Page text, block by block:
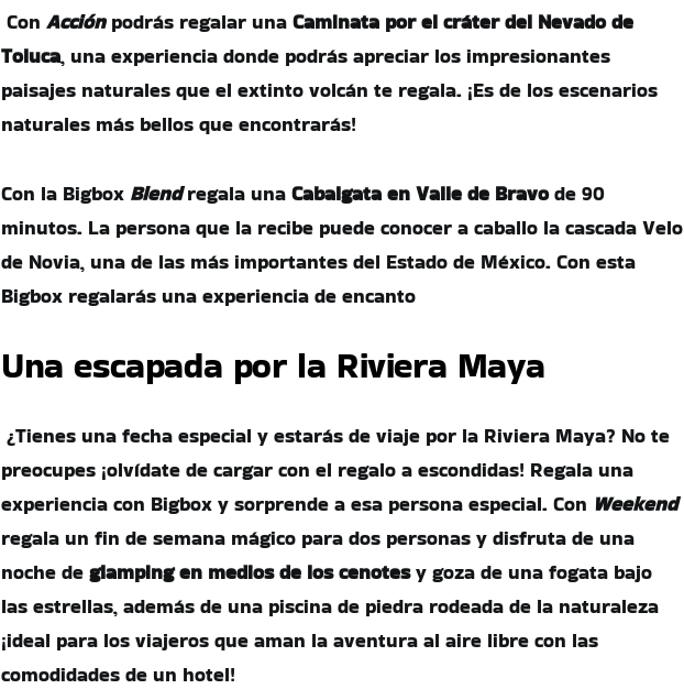
Con Acción podrás regalar una Caminata por el cráter del Nevado de
Toluca, una experiencia donde podrás apreciar los impresionantes
paisajes naturales que el extinto volcán te regala. ¡Es de los escenarios
naturales más bellos que encontrarás!
Con la Bigbox Blendregala una Cabalgata en Valle de Bravode 90
minutos. La persona que la recibe puede conocer a caballo la cascada Velo
de Novia, una de las más importantes del Estado de México. Con esta
Bigbox regalarás una experiencia de encanto
Una escapada por la Riviera Maya
¿Tienes una fecha especial y estarás de viaje por la Riviera Maya? No te
preocupes ¡olvídate de cargar con el regalo a escondidas! Regala una
experiencia con Bigbox y sorprende a esa persona especial. Con Weekend
regala un fin de semana mágico para dos personas y disfruta de una
noche de glamping en medios de los cenotesy goza de una fogata bajo
las estrellas, además de una piscina de piedra rodeada de la naturaleza
¡ideal para los viajeros que aman la aventura al aire libre con las
comodidades de un hotel!